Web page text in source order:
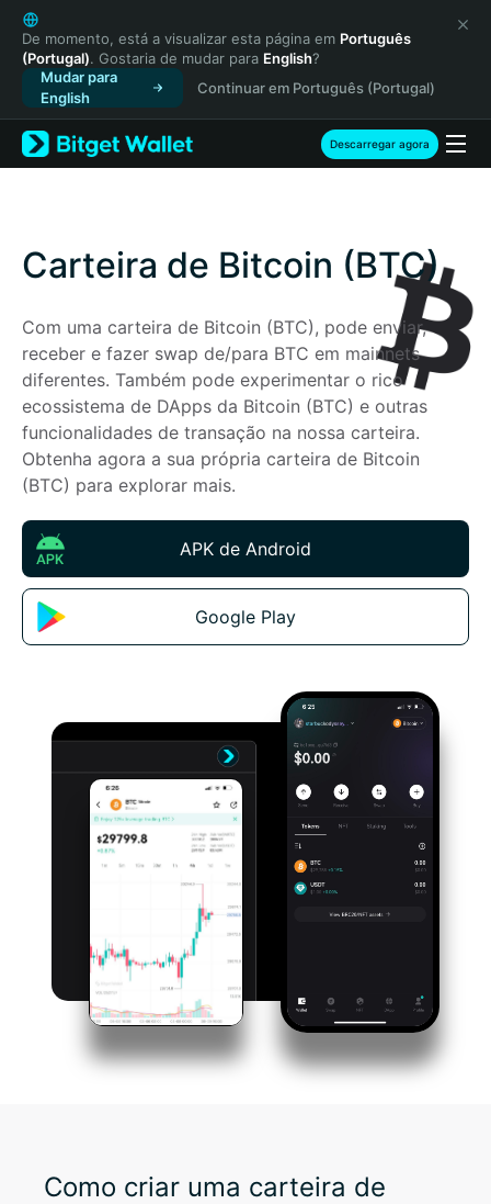
English
日本語
Tiếng Việt
Русский
Español (Latinoamérica)
Türkçe
Italiano
简体中文
繁體中文
Bahasa Indonesia
ภาษาไทย
हिन्दी
বাংলা
Español
Português (Brasil)
Español (Argentina)
De momento, está a visualizar esta página em Português
(Portugal). Gostaria de mudar para English?
Mudar para
English
Continuar em Português (Portugal)
Descarregar agora
Carteira de Bitcoin (BTC)
Com uma carteira de Bitcoin (BTC), pode enviar,
receber e fazer swap de/para BTC em mainnets
diferentes. Também pode experimentar o rico
ecossistema de DApps da Bitcoin (BTC) e outras
funcionalidades de transação na nossa carteira.
Obtenha agora a sua própria carteira de Bitcoin
(BTC) para explorar mais.
APK de Android
Google Play
Como criar uma carteira de